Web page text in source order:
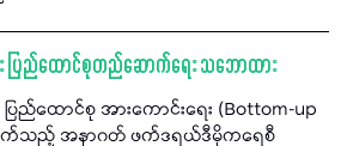
ပြည်ထောင်စုတည်ဆောက်ရေး သဘောထား
ြည်ထောင်စု အားကောင်းရေး (Bottom-up
က်သည့် အနာဂတ် ဖက်ဒရယ်ဒီမိုကရေစီ